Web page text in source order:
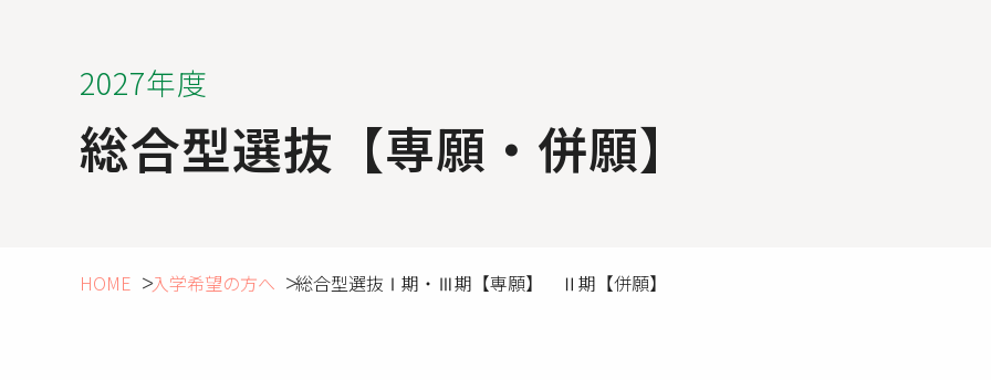
2027年度
総合型選抜【専願・併願】
HOME 入学希望の方へ 総合型選抜Ⅰ期・Ⅲ期【専願】 Ⅱ期【併願】